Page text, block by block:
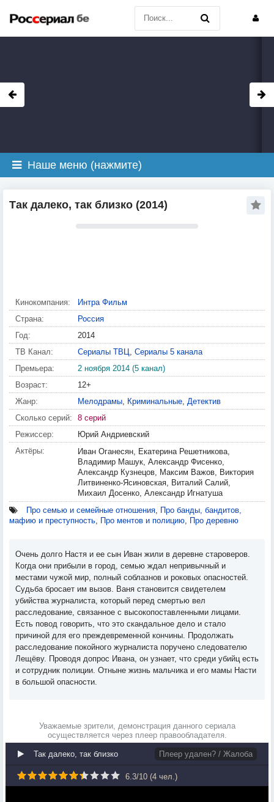
Наше меню (нажмите)
Так далеко, так близко (2014)
Кинокомпания:
Интра Фильм
Страна:
Россия
Год:
2014
ТВ Канал:
Сериалы ТВЦ, Сериалы 5 канала
Премьера:
2 ноября 2014 (5 канал)
Возраст:
12+
Жанр:
Мелодрамы, Криминальные, Детектив
Сколько серий:
8 серий
Режиссер:
Юрий Андриевский
Актёры:
Иван Оганесян, Екатерина Решетникова,
Владимир Машук, Александр Фисенко,
Александр Кузнецов, Максим Важов, Виктория
Литвиненко-Ясиновская, Виталий Салий,
Михаил Досенко, Александр Игнатуша
Про семью и семейные отношения, Про банды, бандитов,
мафию и преступность, Про ментов и полицию, Про деревню
Очень долго Настя и ее сын Иван жили в деревне староверов.
Когда они прибыли в город, семью ждал непривычный и
местами чужой мир, полный соблазнов и роковых опасностей.
Судьба бросает им вызов. Ваня становится свидетелем
убийства журналиста, который перед смертью вел
расследование, связанное с высокопоставленными лицами.
Есть повод говорить, что это скандальное дело и стало
причиной для его преждевременной кончины. Продолжать
расследование покойного журналиста поручено следователю
Лещёву. Проводя допрос Ивана, он узнает, что среди убийц есть
и сотрудник полиции. Отныне жизнь мальчика и его мамы Насти
в большой опасности.
Уважаемые зрители, демонстрация данного сериала
осуществляется через плеер правообладателя.
Так далеко, так близко Плеер удален? / Жалоба
6.3/10 (4 чел.)